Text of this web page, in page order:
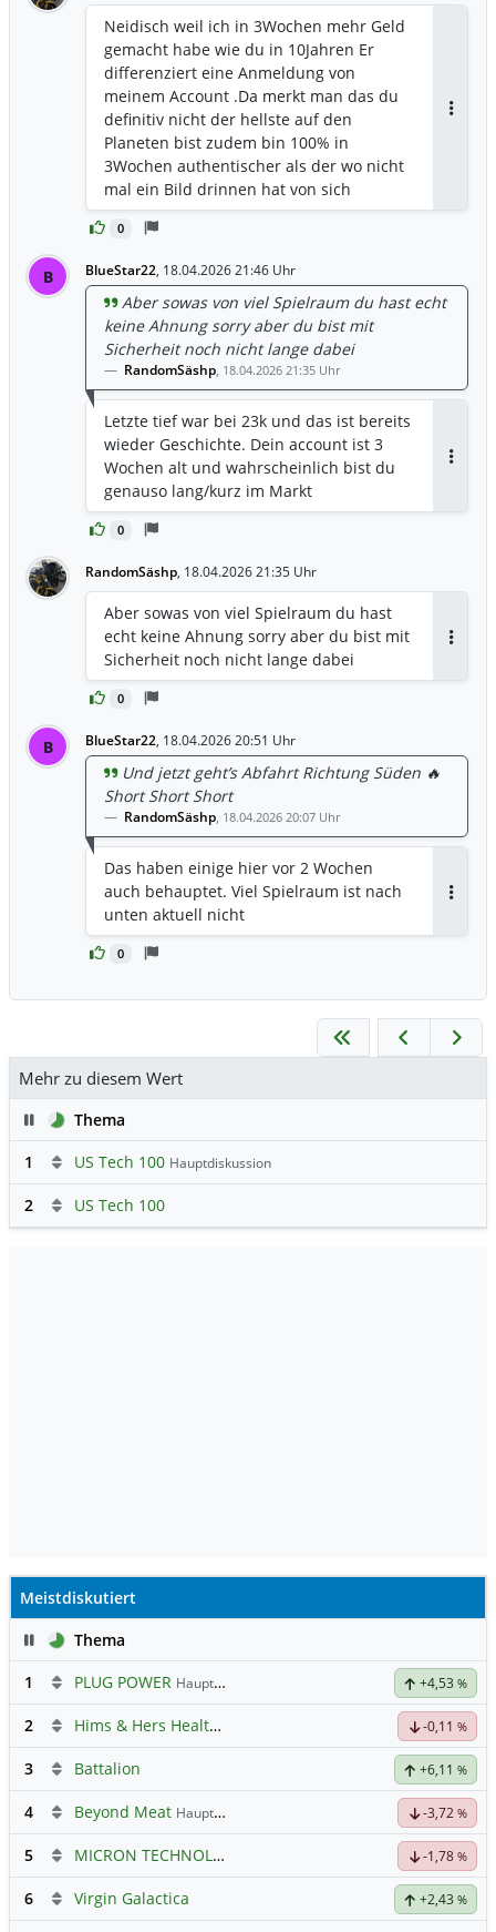
0
Neidisch weil ich in 3Wochen mehr Geld
gemacht habe wie du in 10Jahren Er
differenziert eine Anmeldung von
meinem Account .Da merkt man das du
definitiv nicht der hellste auf den
Planeten bist zudem bin 100% in
3Wochen authentischer als der wo nicht
mal ein Bild drinnen hat von sich
B BlueStar22, 18.04.2026 21:46 Uhr
0
Aber sowas von viel Spielraum du hast echt
keine Ahnung sorry aber du bist mit
Sicherheit noch nicht lange dabei
RandomSäshp, 18.04.2026 21:35 Uhr
Letzte tief war bei 23k und das ist bereits
wieder Geschichte. Dein account ist 3
Wochen alt und wahrscheinlich bist du
genauso lang/kurz im Markt
RandomSäshp, 18.04.2026 21:35 Uhr
0
Aber sowas von viel Spielraum du hast
echt keine Ahnung sorry aber du bist mit
Sicherheit noch nicht lange dabei
B BlueStar22, 18.04.2026 20:51 Uhr
0
Und jetzt geht’s Abfahrt Richtung Süden 🔥
Short Short Short
RandomSäshp, 18.04.2026 20:07 Uhr
Das haben einige hier vor 2 Wochen
auch behauptet. Viel Spielraum ist nach
unten aktuell nicht
Mehr zu diesem Wert
PauseThema
1
US Tech 100 Hauptdiskussion
2 US Tech 100
Meistdiskutiert
PauseThema
1
PLUG POWER Hauptdiskussion +4,53 %
2 Hims & Hers Health Registered (A) Hauptdiskussion-0,11 %
3 Battalion +6,11 %
4 Beyond Meat Hauptdiskussion -3,72 %
5 MICRON TECHNOLOGY -1,78 %
6 Virgin Galactica +2,43 %